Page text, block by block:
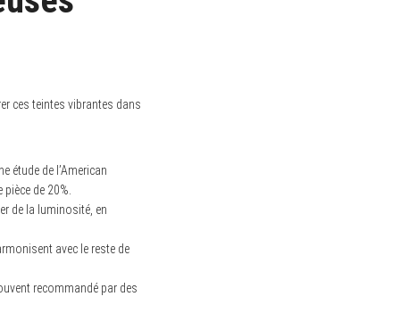
ces teintes vibrantes dans
étude de l’American
de 20%.
de la luminosité, en
avec le reste de
recommandé par des